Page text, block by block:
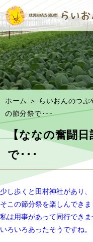
ホーム ＞ らいおんのつ
の節分祭で･･･
【ななの奮闘
で･･･
少し歩くと田村神社があり、
そこの節分祭を楽しんできま
私は用事があって同行できま
いろいろあったそうですね。